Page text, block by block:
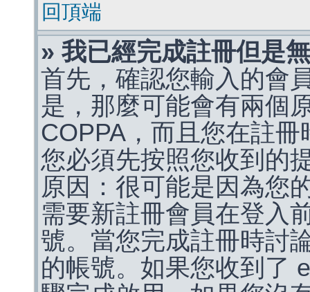
回頂端
» 我已經完成註冊但是
首先，確認您輸入的會
是，那麼可能會有兩個
COPPA，而且您在註
您必須先按照您收到的
原因：很可能是因為您
需要新註冊會員在登入
號。當您完成註冊時討
的帳號。如果您收到了